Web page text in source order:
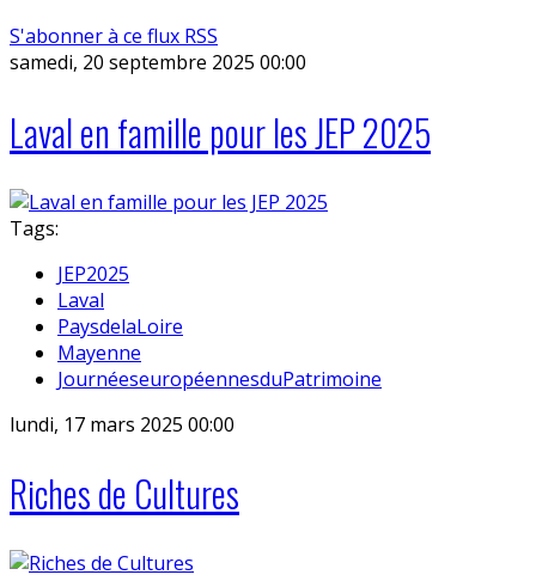
S'abonner à ce flux RSS
samedi, 20 septembre 2025 00:00
Laval en famille pour les JEP 2025
Tags:
JEP2025
Laval
PaysdelaLoire
Mayenne
JournéeseuropéennesduPatrimoine
lundi, 17 mars 2025 00:00
Riches de Cultures